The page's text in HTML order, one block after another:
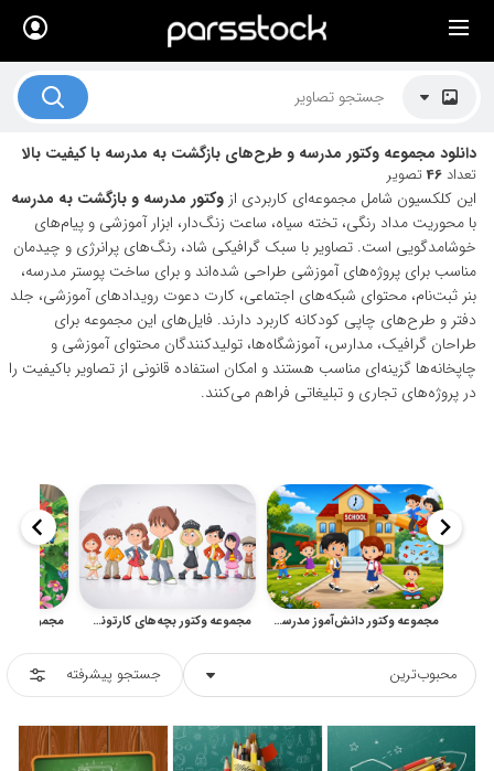
دانلود مجموعه وکتور مدرسه و طرح‌های بازگشت به مدرسه با کیفیت بالا
تعداد 46تصویر
این کلکسیون شامل مجموعه‌ای کاربردی از وکتور مدرسه و بازگشت به مدرسه
با محوریت مداد رنگی، تخته سیاه، ساعت زنگ‌دار، ابزار آموزشی و پیام‌های
خوشامدگویی است. تصاویر با سبک گرافیکی شاد، رنگ‌های پرانرژی و چیدمان
مناسب برای پروژه‌های آموزشی طراحی شده‌اند و برای ساخت پوستر مدرسه،
بنر ثبت‌نام، محتوای شبکه‌های اجتماعی، کارت دعوت رویدادهای آموزشی، جلد
دفتر و طرح‌های چاپی کودکانه کاربرد دارند. فایل‌های این مجموعه برای
طراحان گرافیک، مدارس، آموزشگاه‌ها، تولیدکنندگان محتوای آموزشی و
چاپخانه‌ها گزینه‌ای مناسب هستند و امکان استفاده قانونی از تصاویر باکیفیت را
در پروژه‌های تجاری و تبلیغاتی فراهم می‌کنند.
مجموعه وکتور دانش‌آموز مدرسه با کاراکترهای کودکانه آموزشی مجموعه وکتور بچه‌های کارتونی شاد و بامزه برای طراحی کودکانه
محبوب‌ترین جستجو پیشرفته
× لیست قیمت ها
موضوعات تصاویر
دکوراسیون و فضاها
هنرمندان ایرانی
کسب درآمد از فروش تصاویر
021 28428845
تماس با ما